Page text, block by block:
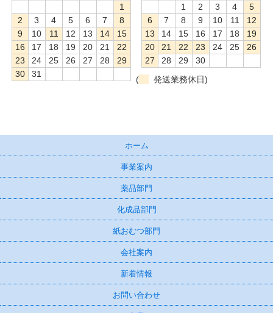
1
2
3 4 5 6 7
8
9
10 11 12 13 14
15
16
17 18 19 20 21
22
23
24 25 26 27 28
29
30
31
1
2 3 4
5
6
7 8 9 10 11
12
13
14 15 16 17 18
19
20
21 22 23 24 25
26
27
28 29
30
(
発送業務休日)
ホーム
事業案内
薬品部門
化成品部門
紙おむつ部門
会社案内
新着情報
お問い合わせ